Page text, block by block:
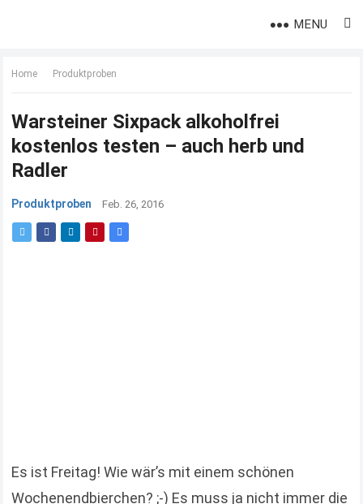
MENU
Home Produktproben
Warsteiner Sixpack alkoholfrei
kostenlos testen – auch herb und
Radler
Produktproben Feb. 26, 2016
Es ist Freitag! Wie wär’s mit einem schönen
Wochenendbierchen? ;-) Es muss ja nicht immer die